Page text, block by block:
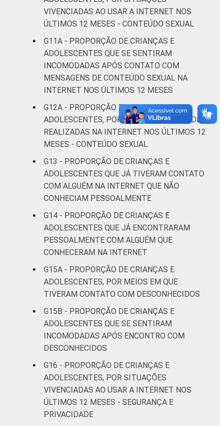
C
17
1
Base: 19.510.697 usuários de Internet de 11
a 17 anos. Respostas múltiplas e
estimuladas. Dados coletados entre
novembro de 2015 e junho de 2016. Dados
coletados por meio de questionários de
autopreenchimento.
Publicação dos dados em: 10/10/2016.
Correção dos dados em: 28/10/2016. Mais
https://cetic.br/noticia/cetic-br-informa-
correcao-dos-resultados-da-pesquisa-tic-
kids-online-brasil-2015/
VIVENCIADAS AO USAR A INTERNET NOS
ÚLTIMOS 12 MESES - CONTEÚDO SEXUAL
G11A - PROPORÇÃO DE CRIANÇAS E
ADOLESCENTES QUE SE SENTIRAM
INCOMODADAS APÓS CONTATO COM
MENSAGENS DE CONTEÚDO SEXUAL NA
INTERNET NOS ÚLTIMOS 12 MESES
G12A - PROPORÇÃO DE CRIANÇAS E
ADOLESCENTES, POR TIPOS DE ATIVIDADES
REALIZADAS NA INTERNET NOS ÚLTIMOS 12
MESES - CONTEÚDO SEXUAL
G13 - PROPORÇÃO DE CRIANÇAS E
ADOLESCENTES QUE JÁ TIVERAM CONTATO
COM ALGUÉM NA INTERNET QUE NÃO
CONHECIAM PESSOALMENTE
G14 - PROPORÇÃO DE CRIANÇAS E
ADOLESCENTES QUE JÁ ENCONTRARAM
PESSOALMENTE COM ALGUÉM QUE
CONHECERAM NA INTERNET
G15A - PROPORÇÃO DE CRIANÇAS E
ADOLESCENTES, POR MEIOS EM QUE
TIVERAM CONTATO COM DESCONHECIDOS
G15B - PROPORÇÃO DE CRIANÇAS E
ADOLESCENTES QUE SE SENTIRAM
INCOMODADAS APÓS ENCONTRO COM
DESCONHECIDOS
G16 - PROPORÇÃO DE CRIANÇAS E
ADOLESCENTES, POR SITUAÇÕES
VIVENCIADAS AO USAR A INTERNET NOS
ÚLTIMOS 12 MESES - SEGURANÇA E
PRIVACIDADE